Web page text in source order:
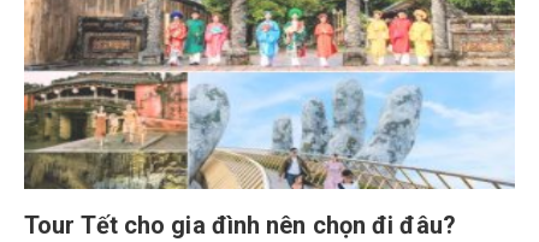
Tour Tết cho gia đình nên chọn đi đâu?